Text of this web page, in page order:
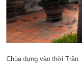
Chùa dựng vào thời